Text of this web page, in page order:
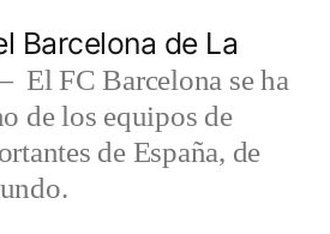
Barcelona de La
El FC Barcelona se ha
de los equipos de
de España, de